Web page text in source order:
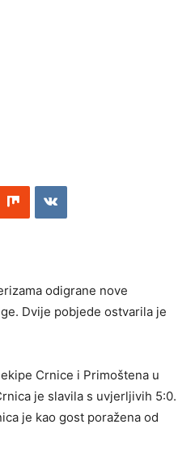
odigrane nove
Dvije pobjede ostvarila je
Crnice i Primoštena u
je slavila s uvjerljivih 5:0.
je kao gost poražena od